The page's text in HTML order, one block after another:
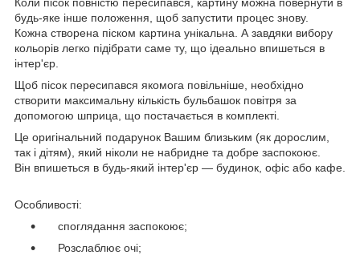
будь-яке інше положення, щоб запустити процес знову.
Кожна створена піском картина унікальна. А завдяки вибору
кольорів легко підібрати саме ту, що ідеально впишеться в
інтер'єр.
Щоб пісок пересипався якомога повільніше, необхідно
створити максимальну кількість бульбашок повітря за
допомогою шприца, що постачається в комплекті.
Це оригінальний подарунок Вашим близьким (як дорослим,
так і дітям), який ніколи не набридне та добре заспокоює.
Він впишеться в будь-який інтер'єр — будинок, офіс або кафе.
Особливості:
споглядання заспокоює;
Розслаблює очі;